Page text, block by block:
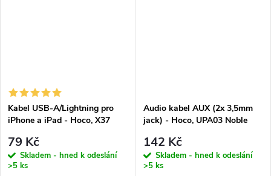
Kabel USB-A/Lightning pro
iPhone a iPad - Hoco, X37
79 Kč
Skladem - hned k odeslání
>5 ks
Audio kabel AUX (2x 3,5mm
jack) - Hoco, UPA03 Noble
142 Kč
Skladem - hned k odeslání
>5 ks